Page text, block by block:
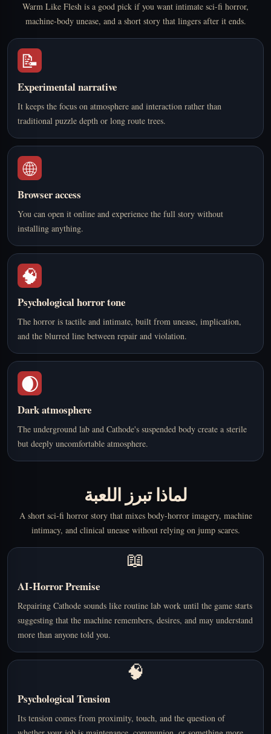
Warm Like Flesh is a good pick if you want intimate sci-fi horror,
machine-body unease, and a short story that lingers after it ends.
📝
Experimental narrative
It keeps the focus on atmosphere and interaction rather than
traditional puzzle depth or long route trees.
🌐
Browser access
You can open it online and experience the full story without
installing anything.
🧠
Psychological horror tone
The horror is tactile and intimate, built from unease, implication,
and the blurred line between repair and violation.
🌒
Dark atmosphere
The underground lab and Cathode's suspended body create a sterile
but deeply uncomfortable atmosphere.
لماذا تبرز اللعبة
A short sci-fi horror story that mixes body-horror imagery, machine
intimacy, and clinical unease without relying on jump scares.
📖
AI-Horror Premise
Repairing Cathode sounds like routine lab work until the game starts
suggesting that the machine remembers, desires, and may understand
more than anyone told you.
🧠
Psychological Tension
Its tension comes from proximity, touch, and the question of